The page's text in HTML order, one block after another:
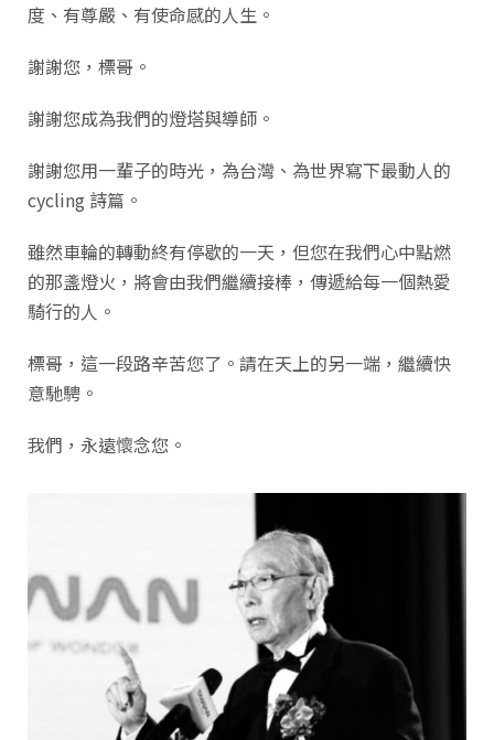
度、有尊嚴、有使命感的人生。
謝謝您，標哥。
謝謝您成為我們的燈塔與導師。
謝謝您用一輩子的時光，為台灣、為世界寫下最動人的
cycling 詩篇。
雖然車輪的轉動終有停歇的一天，但您在我們心中點燃
的那盞燈火，將會由我們繼續接棒，傳遞給每一個熱愛
騎行的人。
標哥，這一段路辛苦您了。請在天上的另一端，繼續快
意馳騁。
我們，永遠懷念您。